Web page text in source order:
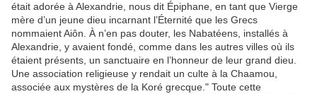
était adorée à Alexandrie, nous dit Épiphane, en tant que Vierge
mère d’un jeune dieu incarnant l’Éternité que les Grecs
nommaient Aiôn. À n’en pas douter, les Nabatéens, installés à
Alexandrie, y avaient fondé, comme dans les autres villes où ils
étaient présents, un sanctuaire en l’honneur de leur grand dieu.
Une association religieuse y rendait un culte à la Chaamou,
associée aux mystères de la Koré grecque." Toute cette